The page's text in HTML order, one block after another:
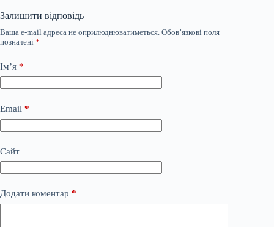
Залишити відповідь
Ваша e-mail адреса не оприлюднюватиметься. Обов’язкові поля
позначені *
Ім’я *
Email *
Сайт
Додати коментар *